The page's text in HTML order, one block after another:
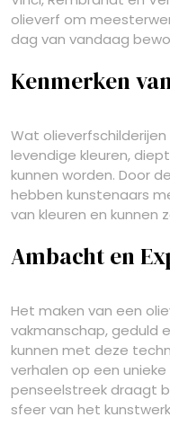
olieverf om
dag van vandaag
Kenmerken
Wat
levendige kleuren,
kunnen worden. Door
hebben kunstenaars
van kleuren en kunnen
Ambacht en
Het maken van een
vakmanschap, geduld
kunnen met deze
verhalen op een
penseelstreek draagt
sfeer van het